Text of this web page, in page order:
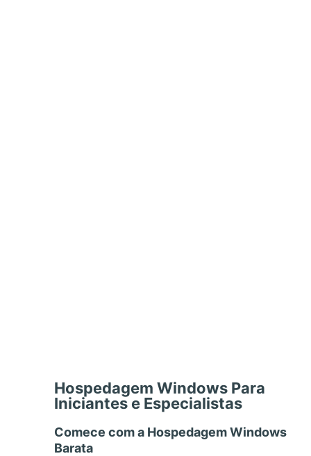
Hospedagem Windows Para
Iniciantes e Especialistas
Comece com a Hospedagem Windows
Barata